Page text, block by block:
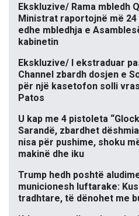
Ekskluzive/ Rama mbledh
Ministrat raportojnë më
edhe mbledhja e
kabinetin
Ekskluzive/ I ekstraduar
Channel zbardh dosjen e
për një kasetofon solli
Patos
U kap me 4 pistoleta
Sarandë, zbardhet
nisa për pushime, shoku
makinë dhe iku
Trump hedh poshtë
municionesh luftarake:
tradhtare, të dënohet me